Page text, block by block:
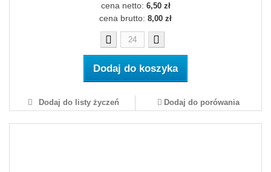
cena netto: 6,50 zł
cena brutto: 8,00 zł
Dodaj do koszyka
Dodaj do listy życzeń Dodaj do porówania